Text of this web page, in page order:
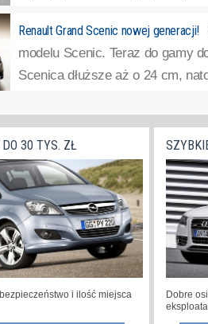
Renault Grand Scenic nowej generacji!
modelu Scenic. Teraz do gamy
Scenica dłuższe aż o 24 cm,
30 TYS. ZŁ
i ilość miejsca
Dobre